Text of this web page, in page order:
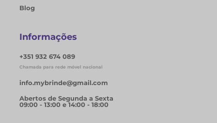
Blog
Informações
+351 932 674 089
Chamada para rede móvel nacional
info.mybrinde@gmail.com
Abertos de Segunda a Sexta
09:00 - 13:00 e 14:00 - 18:00